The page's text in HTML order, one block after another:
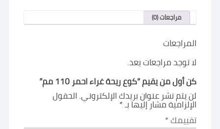
مراجعات (0)
المراجعات
لا توجد مراجعات بعد.
كن أول من يقيم “كوع ريحة غراء احمر 110 مم”
لن يتم نشر عنوان بريدك الإلكتروني.الحقول
الإلزامية مشار إليها بـ*
تقييمك*